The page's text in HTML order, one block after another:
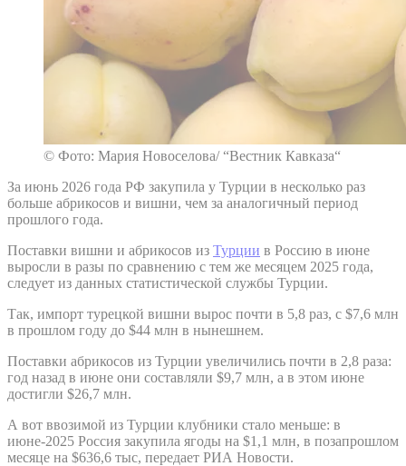
© Фото: Мария Новоселова/ “Вестник Кавказа“
За июнь 2026 года РФ закупила у Турции в несколько раз
больше абрикосов и вишни, чем за аналогичный период
прошлого года.
Поставки вишни и абрикосов из Турции в Россию в июне
выросли в разы по сравнению с тем же месяцем 2025 года,
следует из данных статистической службы Турции.
Так, импорт турецкой вишни вырос почти в 5,8 раз, с $7,6 млн
в прошлом году до $44 млн в нынешнем.
Поставки абрикосов из Турции увеличились почти в 2,8 раза:
год назад в июне они составляли $9,7 млн, а в этом июне
достигли $26,7 млн.
А вот ввозимой из Турции клубники стало меньше: в
июне-2025 Россия закупила ягоды на $1,1 млн, в позапрошлом
месяце на $636,6 тыс, передает РИА Новости.